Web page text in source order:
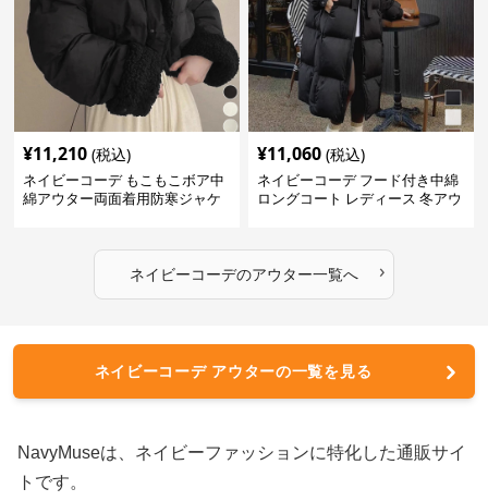
¥11,210 (税込)
ネイビーコーデ もこもこボア中
綿アウター両面着用防寒ジャケ
¥11,060 (税込)
ネイビーコーデ フード付き中綿
ロングコート レディース 冬アウ
ネイビーコーデのアウター一覧へ ›
ネイビーコーデ アウターの一覧を見る
NavyMuseは、ネイビーファッションに特化した通販サイ
トです。